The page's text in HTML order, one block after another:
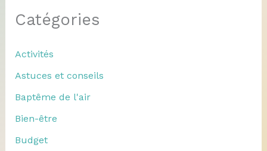
Catégories
Activités
Astuces et conseils
Baptême de l'air
Bien-être
Budget